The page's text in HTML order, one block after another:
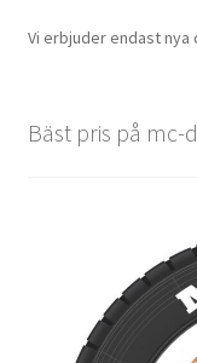
Vi erbjuder endast nya
Bäst pris på mc-